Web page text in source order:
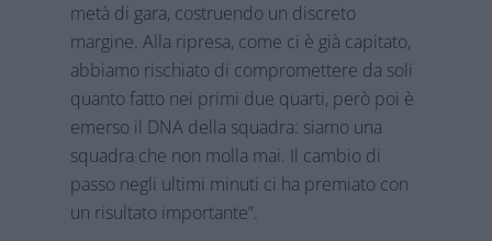
metà di gara, costruendo un discreto
margine. Alla ripresa, come ci è già capitato,
abbiamo rischiato di compromettere da soli
quanto fatto nei primi due quarti, però poi è
emerso il DNA della squadra: siamo una
squadra che non molla mai. Il cambio di
passo negli ultimi minuti ci ha premiato con
un risultato importante”.